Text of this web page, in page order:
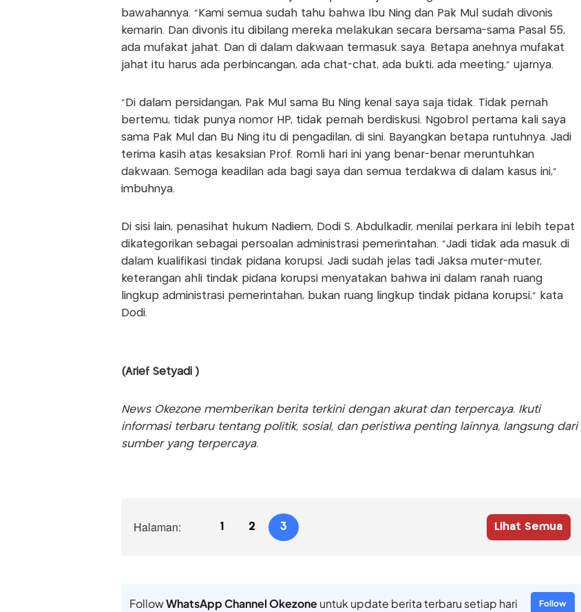
bawahannya. “Kami semua sudah tahu bahwa Ibu Ning dan Pak Mul sudah divonis
kemarin. Dan divonis itu dibilang mereka melakukan secara bersama-sama Pasal 55,
ada mufakat jahat. Dan di dalam dakwaan termasuk saya. Betapa anehnya mufakat
jahat itu harus ada perbincangan, ada chat-chat, ada bukti, ada meeting," ujarnya.
"Di dalam persidangan, Pak Mul sama Bu Ning kenal saya saja tidak. Tidak pernah
bertemu, tidak punya nomor HP, tidak pernah berdiskusi. Ngobrol pertama kali saya
sama Pak Mul dan Bu Ning itu di pengadilan, di sini. Bayangkan betapa runtuhnya. Jadi
terima kasih atas kesaksian Prof. Romli hari ini yang benar-benar meruntuhkan
dakwaan. Semoga keadilan ada bagi saya dan semua terdakwa di dalam kasus ini,”
imbuhnya.
Di sisi lain, penasihat hukum Nadiem, Dodi S. Abdulkadir, menilai perkara ini lebih tepat
dikategorikan sebagai persoalan administrasi pemerintahan. “Jadi tidak ada masuk di
dalam kualifikasi tindak pidana korupsi. Jadi sudah jelas tadi Jaksa muter-muter,
keterangan ahli tindak pidana korupsi menyatakan bahwa ini dalam ranah ruang
lingkup administrasi pemerintahan, bukan ruang lingkup tindak pidana korupsi,” kata
Dodi.
(Arief Setyadi )
News Okezone memberikan berita terkini dengan akurat dan terpercaya. Ikuti
informasi terbaru tentang politik, sosial, dan peristiwa penting lainnya, langsung dari
sumber yang terpercaya.
Halaman: 1 2 3 Lihat Semua
FollowWhatsApp Channel Okezoneuntuk update berita terbaru setiap hari Follow